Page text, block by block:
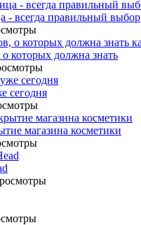
- всегда правильный выбор
которых должна знать
сегодня
магазина косметики